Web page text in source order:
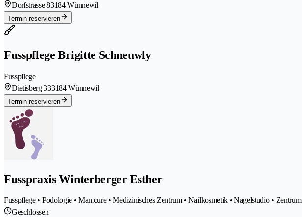
Dorfstrasse 83184 Wünnewil
Termin reservieren
Fusspflege Brigitte Schneuwly
Fusspflege
Dietisberg 333184 Wünnewil
Termin reservieren
Fusspraxis Winterberger Esther
Fusspflege • Podologie • Manicure • Medizinisches Zentrum • Nailkosmetik • Nagelstudio • Zentrum
Geschlossen